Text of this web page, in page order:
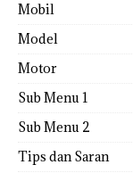
Mobil
Model
Motor
Sub Menu 1
Sub Menu 2
Tips dan Saran